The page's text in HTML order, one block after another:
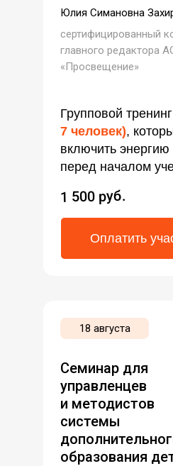
Семинар для
управленцев
и методистов
системы
образования
18 августа
Оплатить
1 500 руб.
Групповой тренинг
7 человек),
включить энергию
перед началом
сертифицированный
главного редактора
«Просвещение»
Юлия Симановна